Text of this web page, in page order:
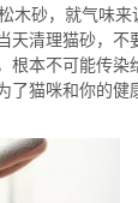
木砂，就气味
天清理猫砂，
本不可能传染
猫咪和你的健